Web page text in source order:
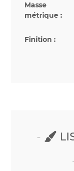
Masse
métrique :
Finition :